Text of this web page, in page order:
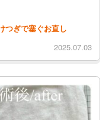
つぎで塞ぐお直し
2025.07.03